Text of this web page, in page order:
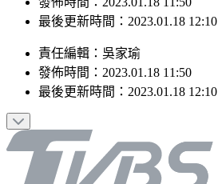
最後更新時間：2023.01.18 12:10
責任編輯 ： 吳家瑜
發佈時間： 2023.01.18 11:50
最後更新時間： 2023.01.18 12:10